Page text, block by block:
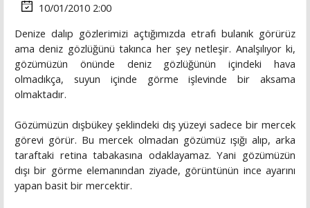
10/01/2010 2:00
Denize dalıp gözlerimizi açtığımızda etrafı bulanık görürüz
ama deniz gözlüğünü takınca her şey netleşir. Analşılıyor ki,
gözümüzün önünde deniz gözlüğünün içindeki hava
olmadıkça, suyun içinde görme işlevinde bir aksama
olmaktadır.
Gözümüzün dışbükey şeklindeki dış yüzeyi sadece bir mercek
görevi görür. Bu mercek olmadan gözümüz ışığı alıp, arka
taraftaki retina tabakasına odaklayamaz. Yani gözümüzün
dışı bir görme elemanından ziyade, görüntünün ince ayarını
yapan basit bir mercektir.